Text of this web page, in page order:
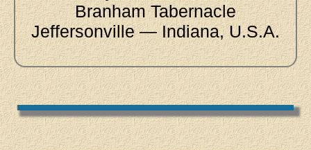
Branham Tabernacle
Jeffersonville — Indiana, U.S.A.